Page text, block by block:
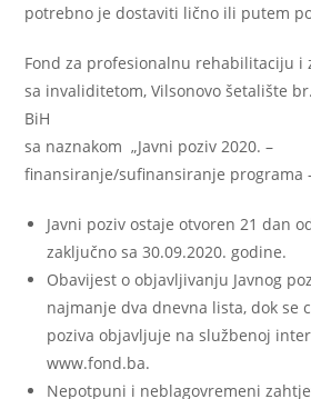
potrebno je dostaviti lično ili putem
Fond za profesionalnu rehabilitaciju i
sa invaliditetom, Vilsonovo šetalište
BiH
sa naznakom „Javni poziv 2020. –
finansiranje/sufinansiranje programa –
Javni poziv ostaje otvoren 21 dan
zaključno sa 30.09.2020. godine.
Obavijest o objavljivanju Javnog
najmanje dva dnevna lista, dok se
poziva objavljuje na službenoj
www.fond.ba.
Nepotpuni i neblagovremeni